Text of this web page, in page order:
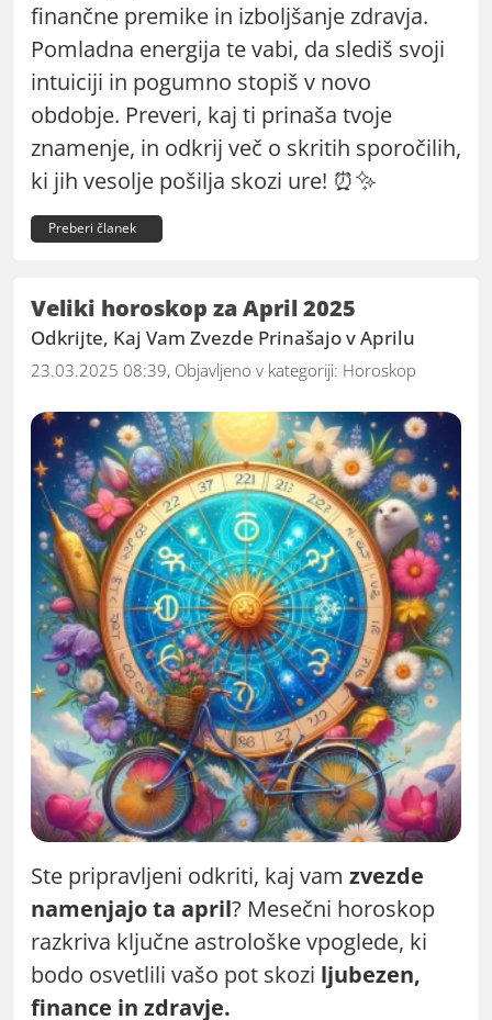
finančne premike in izboljšanje zdravja.
Pomladna energija te vabi, da slediš svoji
intuiciji in pogumno stopiš v novo
obdobje. Preveri, kaj ti prinaša tvoje
znamenje, in odkrij več o skritih sporočilih,
ki jih vesolje pošilja skozi ure! ⏰✨
Preberi članek
Veliki horoskop za April 2025
Odkrijte, Kaj Vam Zvezde Prinašajo v Aprilu
23.03.2025 08:39, Objavljeno v kategoriji: Horoskop
Ste pripravljeni odkriti, kaj vam zvezde
namenjajo ta april? Mesečni horoskop
razkriva ključne astrološke vpoglede, ki
bodo osvetlili vašo pot skozi ljubezen,
finance in zdravje.